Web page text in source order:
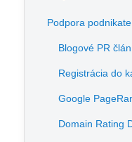
Podpora
Blogové PR
Registrácia do
Google
Domain Rating